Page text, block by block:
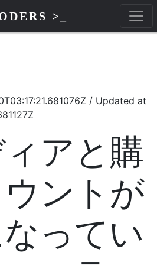
>_
/ Updated at
ィアと購
ントが
ってい